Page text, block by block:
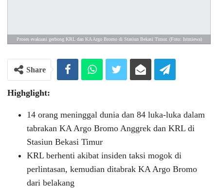
Proses evakuasi gerbong KRL dan KA Argo Bromo di Stasiun Bekasi Timur. (Foto: Istmiewa)
Share
Highglight:
14 orang meninggal dunia dan 84 luka-luka dalam
tabrakan KA Argo Bromo Anggrek dan KRL di
Stasiun Bekasi Timur
KRL berhenti akibat insiden taksi mogok di
perlintasan, kemudian ditabrak KA Argo Bromo
dari belakang